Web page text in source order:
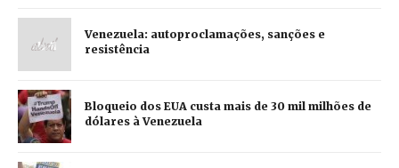
Venezuela: autoproclamações, sanções e
resistência
Bloqueio dos EUA custa mais de 30 mil milhões de
dólares à Venezuela